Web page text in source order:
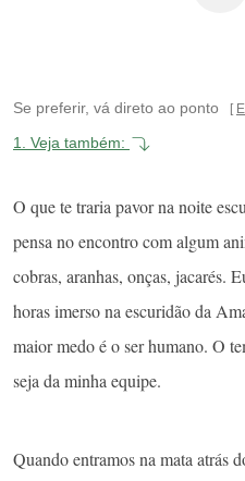
Se preferir, vá direto ao ponto
1. Veja também:
O que te traria pavor na noite
pensa no encontro com algum
cobras, aranhas, onças, jacarés.
horas imerso na escuridão da
maior medo é o ser humano. O
seja da minha equipe.
Quando entramos na mata atrás